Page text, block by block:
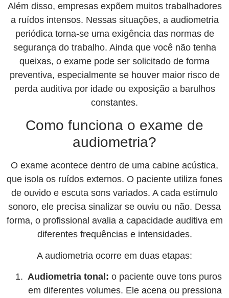
Além disso, empresas expõem muitos trabalhadores
a ruídos intensos. Nessas situações, a audiometria
periódica torna-se uma exigência das normas de
segurança do trabalho. Ainda que você não tenha
queixas, o exame pode ser solicitado de forma
preventiva, especialmente se houver maior risco de
perda auditiva por idade ou exposição a barulhos
constantes.
Como funciona o exame de
audiometria?
O exame acontece dentro de uma cabine acústica,
que isola os ruídos externos. O paciente utiliza fones
de ouvido e escuta sons variados. A cada estímulo
sonoro, ele precisa sinalizar se ouviu ou não. Dessa
forma, o profissional avalia a capacidade auditiva em
diferentes frequências e intensidades.
A audiometria ocorre em duas etapas:
Audiometria tonal: o paciente ouve tons puros
em diferentes volumes. Ele acena ou pressiona